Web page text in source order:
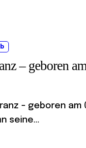
– geboren
– geboren am
seine...